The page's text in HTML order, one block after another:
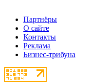
Партнёры
О сайте
Контакты
Реклама
Бизнес-трибуна